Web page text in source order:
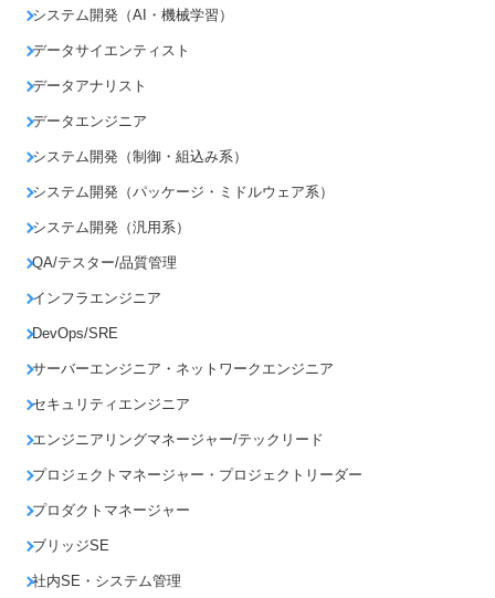
システム開発（AI・機械学習）
データサイエンティスト
データアナリスト
データエンジニア
システム開発（制御・組込み系）
システム開発（パッケージ・ミドルウェア系）
システム開発（汎用系）
QA/テスター/品質管理
インフラエンジニア
DevOps/SRE
サーバーエンジニア・ネットワークエンジニア
セキュリティエンジニア
エンジニアリングマネージャー/テックリード
プロジェクトマネージャー・プロジェクトリーダー
プロダクトマネージャー
ブリッジSE
社内SE・システム管理